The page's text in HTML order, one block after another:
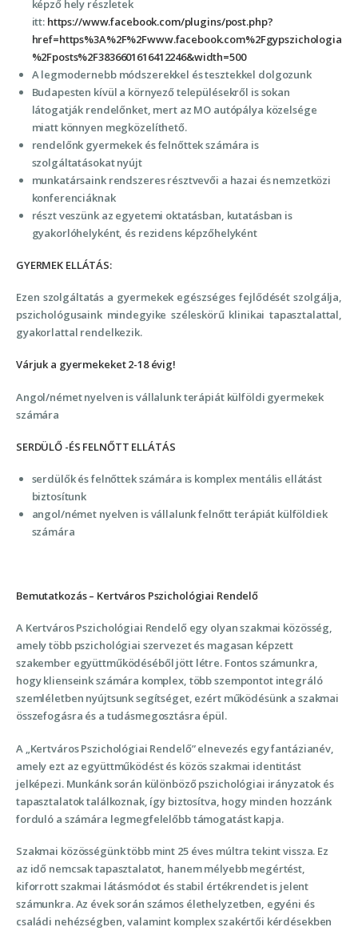
képző hely részletek
itt: https://www.facebook.com/plugins/post.php?
href=https%3A%2F%2Fwww.facebook.com%2Fgypszichologia
%2Fposts%2F3836601616412246&width=500
A legmodernebb módszerekkel és tesztekkel dolgozunk
Budapesten kívül a környező településekről is sokan
látogatják rendelőnket, mert az MO autópálya közelsége
miatt könnyen megközelíthető.
rendelőnk gyermekek és felnőttek számára is
szolgáltatásokat nyújt
munkatársaink rendszeres résztvevői a hazai és nemzetközi
konferenciáknak
részt veszünk az egyetemi oktatásban, kutatásban is
gyakorlóhelyként, és rezidens képzőhelyként
GYERMEK ELLÁTÁS:
Ezen szolgáltatás a gyermekek egészséges fejlődését szolgálja,
pszichológusaink mindegyike széleskörű klinikai tapasztalattal,
gyakorlattal rendelkezik.
Várjuk a gyermekeket 2-18 évig!
Angol/német nyelven is vállalunk terápiát külföldi gyermekek
számára
SERDÜLŐ -ÉS FELNŐTT ELLÁTÁS
serdülők és felnőttek számára is komplex mentális ellátást
biztosítunk
angol/német nyelven is vállalunk felnőtt terápiát külföldiek
számára
Bemutatkozás – Kertváros Pszichológiai Rendelő
A Kertváros Pszichológiai Rendelő egy olyan szakmai közösség,
amely több pszichológiai szervezet és magasan képzett
szakember együttműködéséből jött létre. Fontos számunkra,
hogy klienseink számára komplex, több szempontot integráló
szemléletben nyújtsunk segítséget, ezért működésünk a szakmai
összefogásra és a tudásmegosztásra épül.
A „Kertváros Pszichológiai Rendelő” elnevezés egy fantázianév,
amely ezt az együttműködést és közös szakmai identitást
jelképezi. Munkánk során különböző pszichológiai irányzatok és
tapasztalatok találkoznak, így biztosítva, hogy minden hozzánk
forduló a számára legmegfelelőbb támogatást kapja.
Szakmai közösségünk több mint 25 éves múltra tekint vissza. Ez
az idő nemcsak tapasztalatot, hanem mélyebb megértést,
kiforrott szakmai látásmódot és stabil értékrendet is jelent
számunkra. Az évek során számos élethelyzetben, egyéni és
családi nehézségben, valamint komplex szakértői kérdésekben